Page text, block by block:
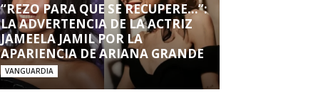
“REZO PARA QUE SE RECUPERE…”:
LA ADVERTENCIA DE LA ACTRIZ
JAMEELA JAMIL POR LA
APARIENCIA DE ARIANA GRANDE
VANGUARDIA